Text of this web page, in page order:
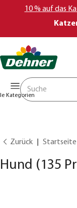
10 % auf das
Kategorien
Zurück Startseite
Hund (135